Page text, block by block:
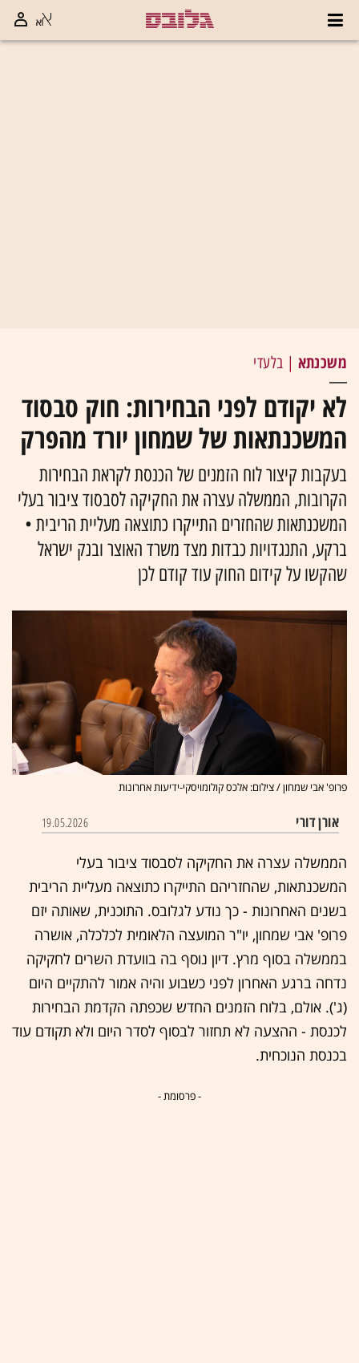
משכנתא | בלעדי
לא יקודם לפני הבחירות: חוק סבסוד
המשכנתאות של שמחון יורד מהפרק
בעקבות קיצור לוח הזמנים של הכנסת לקראת הבחירות
הקרובות, הממשלה עצרה את החקיקה לסבסוד ציבור בעלי
המשכנתאות שהחזרים התייקרו כתוצאה מעליית הריבית •
ברקע, התנגדויות כבדות מצד משרד האוצר ובנק ישראל
שהקשו על קידום החוק עוד קודם לכן
פרופ' אבי שמחון / צילום: אלכס קולומויסקי-ידיעות אחרונות
אורן דורי 19.05.2026
הממשלה עצרה את החקיקה לסבסוד ציבור בעלי
המשכנתאות, שהחזריהם התייקרו כתוצאה מעליית הריבית
בשנים האחרונות - כך נודע לגלובס. התוכנית, שאותה יזם
פרופ' אבי שמחון, יו"ר המועצה הלאומית לכלכלה, אושרה
בממשלה בסוף מרץ. דיון נוסף בה בוועדת השרים לחקיקה
נדחה ברגע האחרון לפני כשבוע והיה אמור להתקיים היום
(ג'). אולם, בלוח הזמנים החדש שכפתה הקדמת הבחירות
לכנסת - ההצעה לא תחזור לבסוף לסדר היום ולא תקודם עוד
בכנסת הנוכחית.
- פרסומת -